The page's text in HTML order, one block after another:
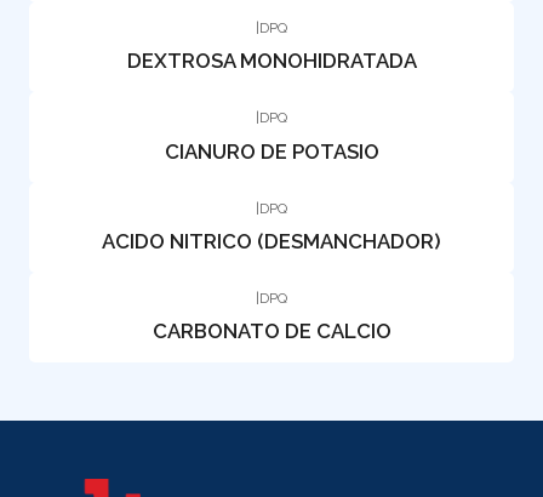
DPQ
DEXTROSA MONOHIDRATADA
DPQ
CIANURO DE POTASIO
|DPQ
ACIDO NITRICO (DESMANCHADOR)
|DPQ
CARBONATO DE CALCIO